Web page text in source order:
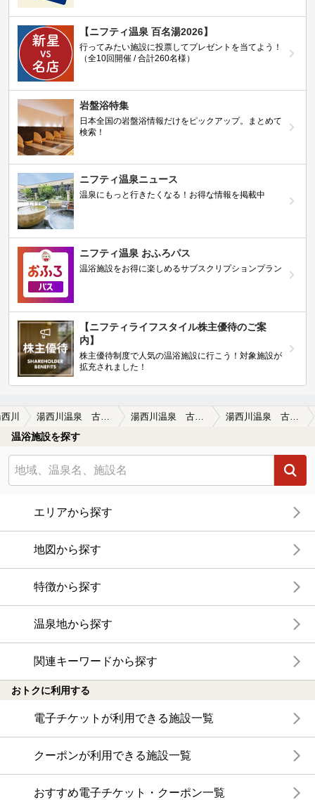
【ニフティ温泉 百名湯2026】
行ってみたい施設に投票してプレゼントを当てよう！
（全10回開催 / 合計260名様）
岩盤浴特集
日本全国の岩盤浴情報だけをピックアップ。まとめて
検索！
ニフティ温泉ニュース
温泉にもっと行きたくなる！お得な情報を掲載中
ニフティ温泉 おふろパス
温浴施設をお得に楽しめるサブスクリプションプラン
【ニフティライフスタイル株主優待のご案
内】
株主優待制度で人気の温浴施設に行こう！対象施設が
拡充されました！
川 湯西川温泉 古民家の宿 清水屋旅館(閉館しました) 湯西川温泉 古民家の宿 清水屋旅館(閉館しました)の口コミ一覧 湯西川温泉 古民家の宿 清水屋旅館(閉館しました)の口コミ 「永らく 素朴な宿 提供 誠に ご苦労…
温浴施設を探す
エリアから探す
地図から探す
特徴から探す
温泉地から探す
関連キーワードから探す
おトクに利用する
電子チケットが利用できる施設一覧
クーポンが利用できる施設一覧
おすすめ電子チケット・クーポン一覧